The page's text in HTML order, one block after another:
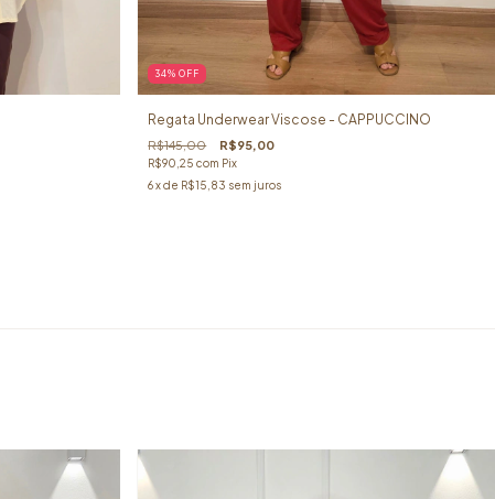
34%OFF
Regata Underwear Viscose - CAPPUCCINO
R$145,00 R$95,00
R$90,25com Pix
6x de R$15,83 sem juros